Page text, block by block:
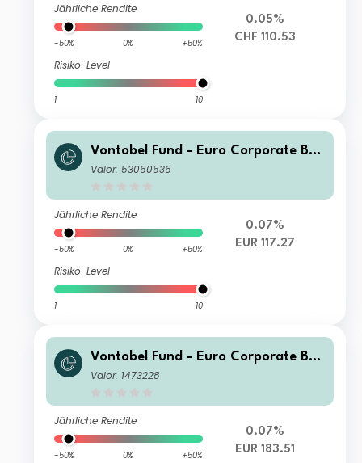
Jährliche Rendite
-50% 0% +50%
Risiko-Level
1 10
0.05%
CHF 110.53
Vontobel Fund - Euro Corporate Bon
d Y EUR Cap
Valor: 53060536
Jährliche Rendite
-50% 0% +50%
Risiko-Level
1 10
0.07%
EUR 117.27
Vontobel Fund - Euro Corporate Bon
d B EUR Cap
Valor: 1473228
Jährliche Rendite
-50% 0% +50%
0.07%
EUR 183.51